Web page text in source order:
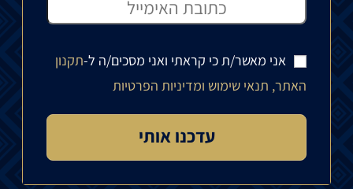
אני מאשר/ת כי קראתי ואני מסכים/ה ל-תקנון
האתר, תנאי שימוש ומדיניות הפרטיות